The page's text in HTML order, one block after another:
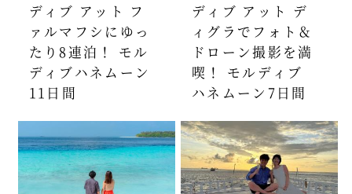
ディブ アット フ
ァルマフシにゆっ
たり8連泊！ モル
ディブハネムーン
11日間
ディブ アット デ
ィグラでフォト＆
ドローン撮影を満
喫！ モルディブ
ハネムーン7日間